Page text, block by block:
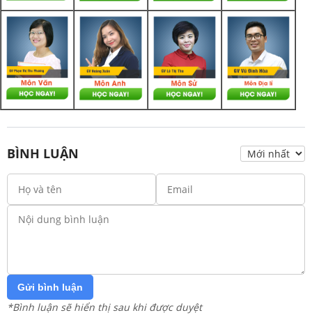
BÌNH LUẬN
Gửi bình luận
*Bình luận sẽ hiển thị sau khi được duyệt